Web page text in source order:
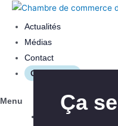
Actualités
Médias
Contact
Connexion
Menu
Actualités
Les
Aide
Ça